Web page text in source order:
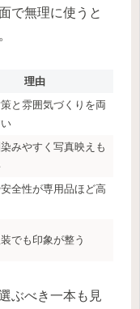
で無理に使うと
理由
と雰囲気づくりを両
みやすく写真映えも
全性が専用品ほど高
でも印象が整う
ぶべき一本も見